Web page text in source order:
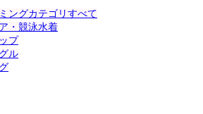
ングカテゴリすべて
・競泳水着
プ
ル